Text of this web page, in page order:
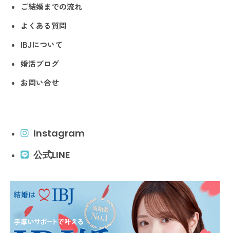
ご結婚までの流れ
よくある質問
IBJについて
婚活ブログ
お問い合せ
Instagram
公式LINE